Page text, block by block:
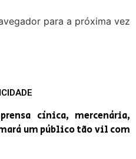
para a próxima vez
cínica, mercenária,
um público tão vil com